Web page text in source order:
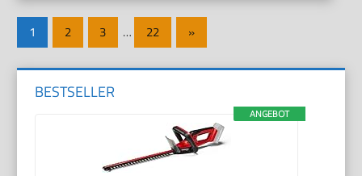
Seitennummerierung
der
Beiträge
1 2 3 … 22
Nächste
Beiträge
»
BESTSELLER
ANGEBOT